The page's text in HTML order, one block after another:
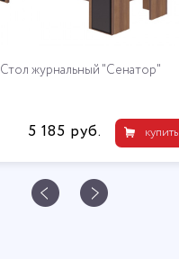
Стол журнальный "Сенатор"
купить
5 185 руб.